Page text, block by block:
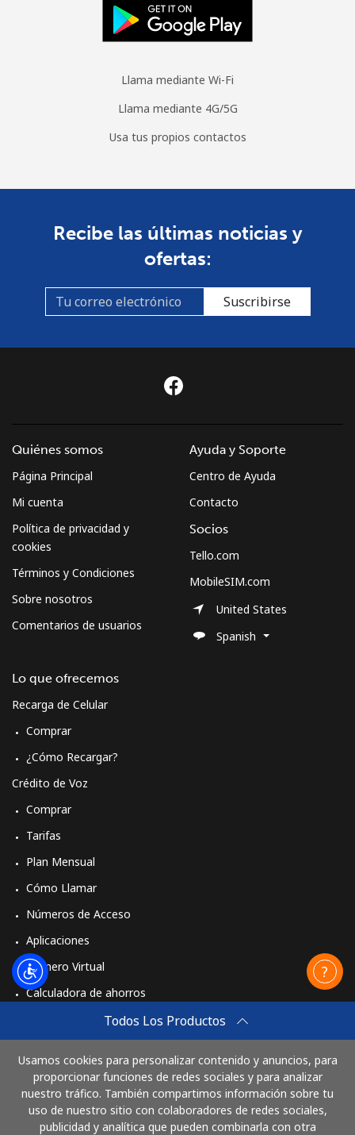
Llama mediante Wi-Fi
Llama mediante 4G/5G
Usa tus propios contactos
Recibe las últimas noticias y
ofertas:
Suscribirse
Todos Los Productos
Usamos cookies para personalizar contenido y anuncios, para
proporcionar funciones de redes sociales y para analizar
nuestro tráfico. También compartimos información sobre tu
uso de nuestro sitio con colaboradores de redes sociales,
publicidad y analítica que pueden combinarla con otra
Quiénes somos
Página Principal
Mi cuenta
Política de privacidad y
cookies
Términos y Condiciones
Sobre nosotros
Comentarios de usuarios
Lo que ofrecemos
Recarga de Celular
Comprar
¿Cómo Recargar?
Crédito de Voz
Comprar
Tarifas
Plan Mensual
Cómo Llamar
Números de Acceso
Aplicaciones
Número Virtual
Calculadora de ahorros
Cómo funciona
Ayuda y Soporte
Centro de Ayuda
Contacto
Socios
Tello.com
MobileSIM.com
United States
Spanish
Paga con